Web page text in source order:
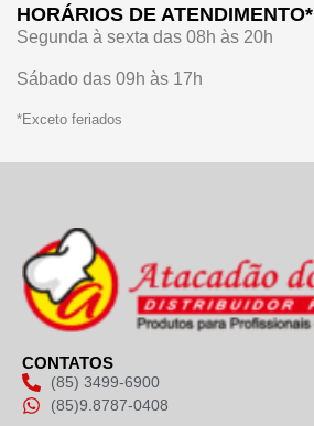
HORÁRIOS DE ATENDIMENTO*
Segunda à sexta das 08h às 20h
Sábado das 09h às 17h
*Exceto feriados
(85) 3499-6900
(85)9.8787-0408
CONTATOS